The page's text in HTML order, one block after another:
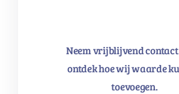
Neem vrijblijvend contact
ontdek hoe wij waarde
toevoegen.